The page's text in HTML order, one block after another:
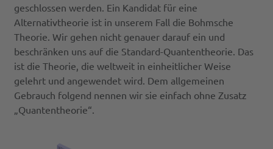
geschlossen werden. Ein Kandidat für eine
Alternativtheorie ist in unserem Fall die Bohmsche
Theorie. Wir gehen nicht genauer darauf ein und
beschränken uns auf die Standard-Quantentheorie. Das
ist die Theorie, die weltweit in einheitlicher Weise
gelehrt und angewendet wird. Dem allgemeinen
Gebrauch folgend nennen wir sie einfach ohne Zusatz
„Quantentheorie“.